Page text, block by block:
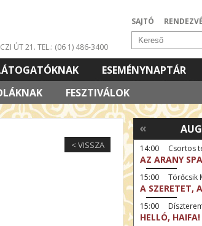
SAJTÓ
ÚT 21. TEL.: (06 1) 486-3400
FESZTIVÁLOK
ESEMÉNYNAPTÁR
< VISSZA
«
14:00 Csortos
AZ ARANY
15:00 Törőcsik
A SZERETET,
15:00
HELLÓ,